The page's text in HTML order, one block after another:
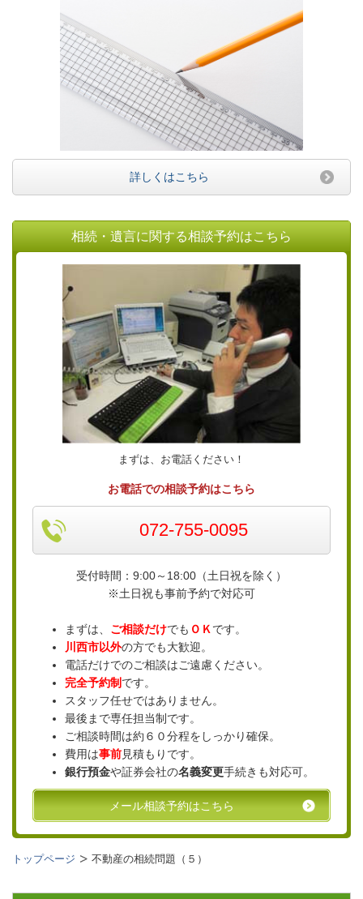
詳しくはこちら
相続・遺言に関する相談予約はこちら
まずは、お電話ください！
お電話での相談予約はこちら
072-755-0095
受付時間：9:00～18:00（土日祝を除く）
※土日祝も事前予約で対応可
まずは、 ご相談だけでも ＯＫ です。
川西市以外の方でも大歓迎。
電話だけでのご相談はご遠慮ください。
完全予約制 です。
スタッフ任せではありません。
最後まで専任担当制です。
ご相談時間は約６０分程をしっかり確保。
費用は事前見積もりです。
銀行預金や証券会社の名義変更手続きも対応可。
メール相談予約はこちら
トップページ 不動産の相続問題（５）